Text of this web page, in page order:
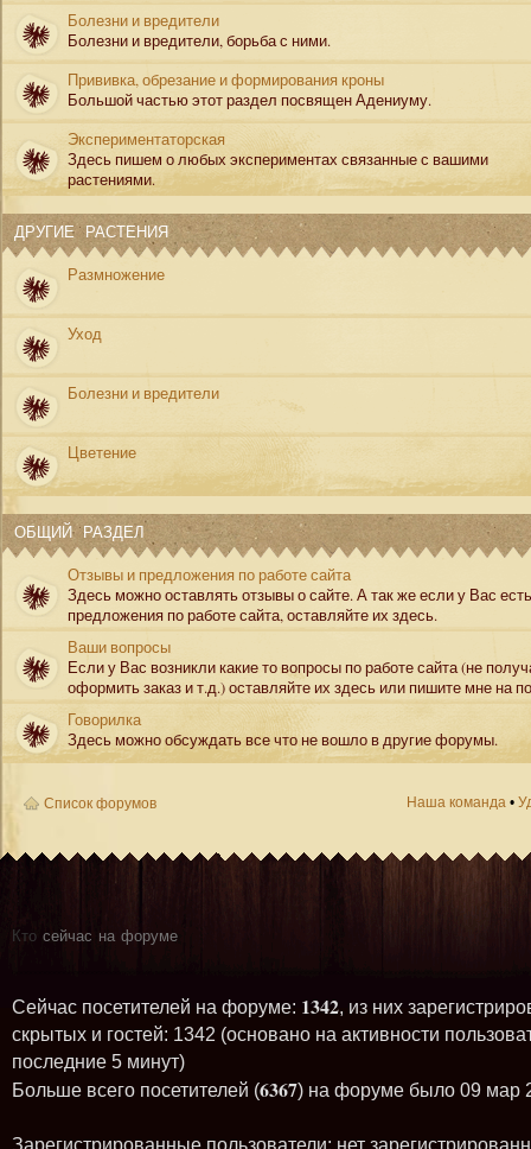
Болезни и вредители
Болезни и вредители, борьба с ними.
Прививка, обрезание и формирования кроны
Большой частью этот раздел посвящен Адениуму.
Экспериментаторская
Здесь пишем о любых экспериментах связанные с вашими
растениями.
ДРУГИЕ РАСТЕНИЯ
Размножение
Уход
Болезни и вредители
Цветение
ОБЩИЙ РАЗДЕЛ
Отзывы и предложения по работе сайта
Здесь можно оставлять отзывы о сайте. А так же если у Вас есть
предложения по работе сайта, оставляйте их здесь.
Ваши вопросы
Если у Вас возникли какие то вопросы по работе сайта (не
оформить заказ и т.д.) оставляйте их здесь или пишите мне на
Говорилка
Здесь можно обсуждать все что не вошло в другие форумы.
Список форумов Наша команда •
Кто сейчас на форуме
Сейчас посетителей на форуме: 1342, из них
скрытых и гостей: 1342 (основано на активности
последние 5 минут)
Больше всего посетителей (6367) на форуме было 09 мар
Зарегистрированные пользователи: нет